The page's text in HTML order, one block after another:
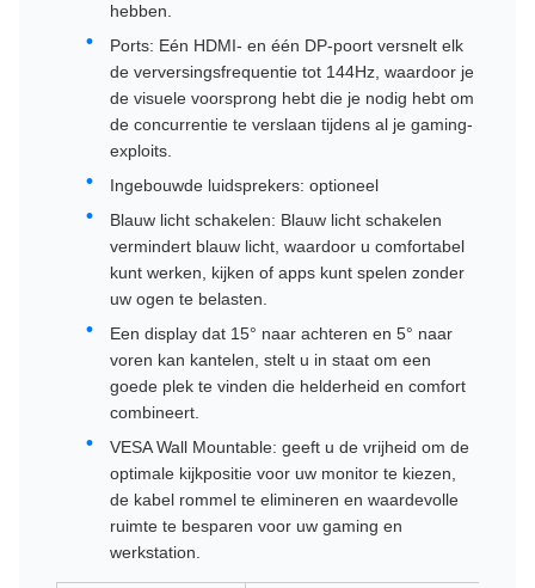
hebben.
Ports: Eén HDMI- en één DP-poort versnelt elk
de verversingsfrequentie tot 144Hz, waardoor je
de visuele voorsprong hebt die je nodig hebt om
de concurrentie te verslaan tijdens al je gaming-
exploits.
Ingebouwde luidsprekers: optioneel
Blauw licht schakelen: Blauw licht schakelen
vermindert blauw licht, waardoor u comfortabel
kunt werken, kijken of apps kunt spelen zonder
uw ogen te belasten.
Een display dat 15° naar achteren en 5° naar
voren kan kantelen, stelt u in staat om een
goede plek te vinden die helderheid en comfort
combineert.
VESA Wall Mountable: geeft u de vrijheid om de
optimale kijkpositie voor uw monitor te kiezen,
de kabel rommel te elimineren en waardevolle
ruimte te besparen voor uw gaming en
werkstation.